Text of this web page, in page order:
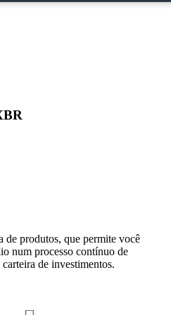
de produtos, que permite você
num processo contínuo de
de investimentos.​